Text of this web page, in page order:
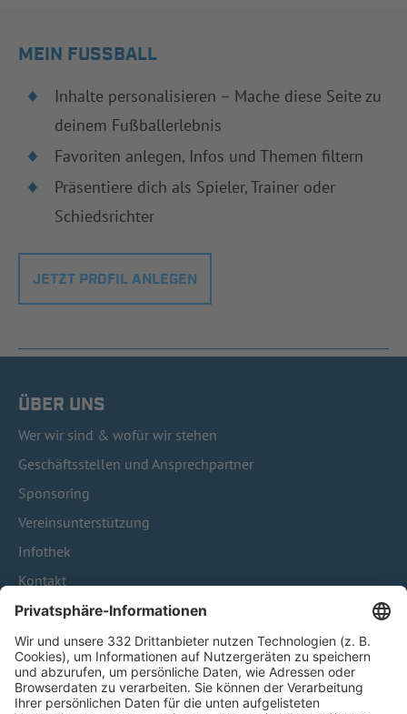
MEIN FUSSBALL
Inhalte personalisieren – Mache diese Seite zu
deinem Fußballerlebnis
Favoriten anlegen, Infos und Themen filtern
Präsentiere dich als Spieler, Trainer oder
Schiedsrichter
JETZT PROFIL ANLEGEN
ÜBER UNS
Wer wir sind & wofür wir stehen
Geschäftsstellen und Ansprechpartner
Sponsoring
Vereinsunterstützung
Infothek
Kontakt
HÄUFIG BESUCHTE SEITEN
Pässe und Vereinswechsel
Trainerausbildung